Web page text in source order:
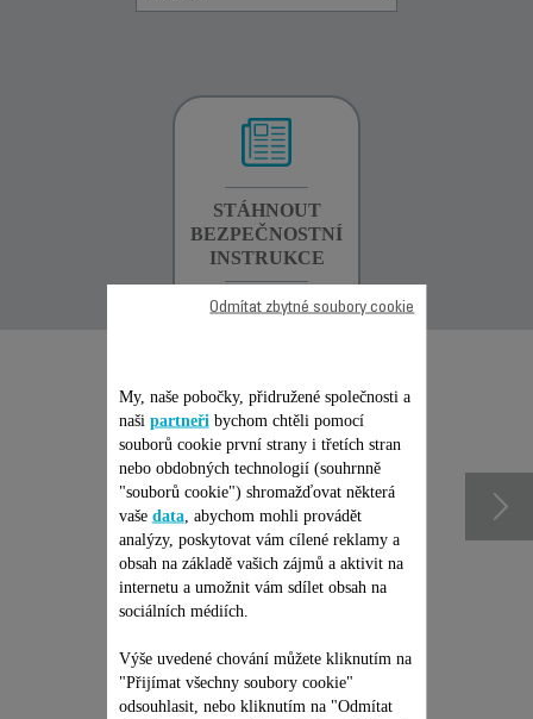
STÁHNOUT
BEZPEČNOSTNÍ
INSTRUKCE
příslušenství
My, naše pobočky, přidružené společnosti a
naši partneři bychom chtěli pomocí
souborů cookie první strany i třetích stran
nebo obdobných technologií (souhrnně
"souborů cookie") shromažďovat některá
vaše data, abychom mohli provádět
analýzy, poskytovat vám cílené reklamy a
obsah na základě vašich zájmů a aktivit na
internetu a umožnit vám sdílet obsah na
sociálních médiích.
Výše uvedené chování můžete kliknutím na
"Přijímat všechny soubory cookie"
odsouhlasit, nebo kliknutím na "Odmítat
Odmítat zbytné soubory cookie